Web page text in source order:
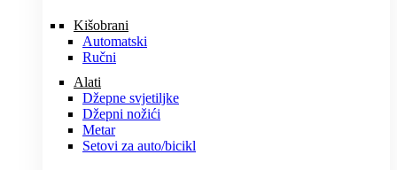
Kišobrani
Automatski
Ručni
Alati
Džepne svjetiljke
Džepni nožići
Metar
Setovi za auto/bicikl